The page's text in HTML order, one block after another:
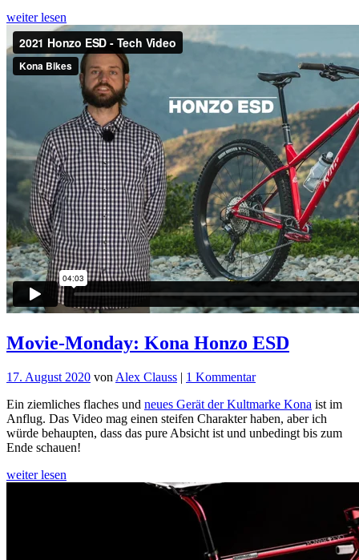
ist
noch
so!
weiter lesen
Movie-Monday: Kona Honzo ESD
17. August 2020 von Alex Clauss | 1 Kommentarzu
Monday:
Kona
Honzo
Ein ziemliches flaches und neues Gerät der Kultmarke Kona ist im
Anflug. Das Video mag einen steifen Charakter haben, aber ich
würde behaupten, dass das pure Absicht ist und unbedingt bis zum
Ende schauen!
weiter lesen